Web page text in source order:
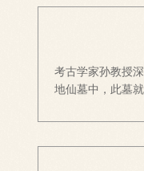
考古学家孙教授
地仙墓中，此墓